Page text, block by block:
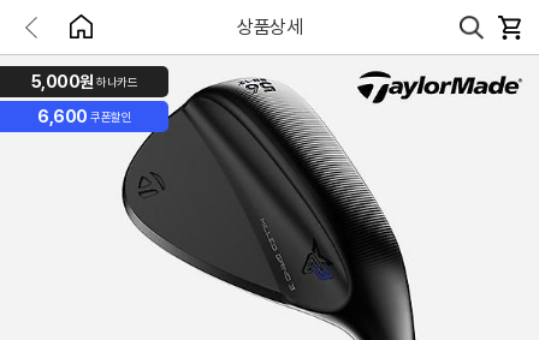
상품상세
5,000원 하나카드
6,600 쿠폰할인